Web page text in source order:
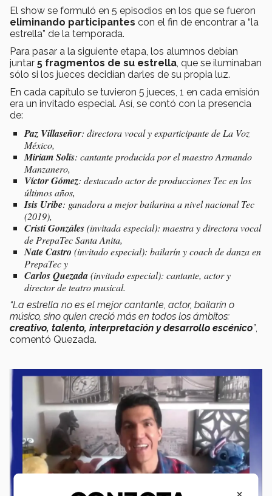
El show se formuló en 5 episodios en los que se fueron
eliminando participantes con el fin de encontrar a “la
estrella” de la temporada.
Para pasar a la siguiente etapa, los alumnos debían
juntar 5 fragmentos de su estrella, que se iluminaban
sólo si los jueces decidían darles de su propia luz.
En cada capítulo se tuvieron 5 jueces, 1 en cada emisión
era un invitado especial. Así, se contó con la presencia
de:
Paz Villaseñor: directora vocal y exparticipante de La Voz
México,
Miriam Solís: cantante producida por el maestro Armando
Manzanero,
Víctor Gómez: destacado actor de producciones Tec en los
últimos años,
Isis Uribe: ganadora a mejor bailarina a nivel nacional Tec
(2019),
Cristi Gonzáles(invitada especial): maestra y directora vocal
de PrepaTec Santa Anita,
Nate Castro (invitado especial): bailarín y coach de danza en
PrepaTec y
Carlos Quezada(invitado especial): cantante, actor y
director de teatro musical.
“La estrella no es el mejor cantante, actor, bailarín o
músico, sino quien creció más en todos los ámbitos:
creativo, talento, interpretación y desarrollo escénico”,
comentó Quezada.